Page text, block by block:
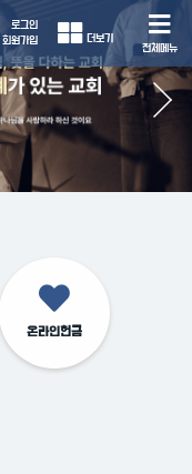
전체메뉴
로그인
회원가입
더보기
온라인헌금